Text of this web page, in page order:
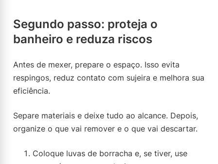
Segundo passo: proteja o
banheiro e reduza riscos
Antes de mexer, prepare o espaço. Isso evita
respingos, reduz contato com sujeira e melhora sua
eficiência.
Separe materiais e deixe tudo ao alcance. Depois,
organize o que vai remover e o que vai descartar.
Coloque luvas de borracha e, se tiver, use